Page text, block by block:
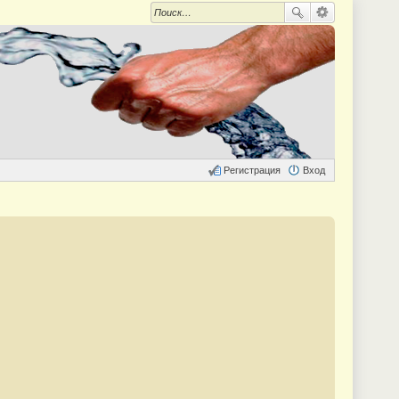
Вход
Регистрация